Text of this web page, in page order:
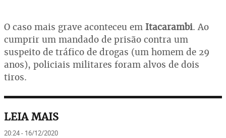
O caso mais grave aconteceu em Itacarambi. Ao
cumprir um mandado de prisão contra um
suspeito de tráfico de drogas (um homem de 29
anos), policiais militares foram alvos de dois
tiros.
LEIA MAIS
20:24 - 16/12/2020